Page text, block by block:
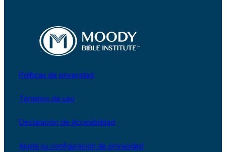
Políticas de privacidad
Términos de uso
Declaración de Accesibilidad
Ajuste su configuración de privacidad